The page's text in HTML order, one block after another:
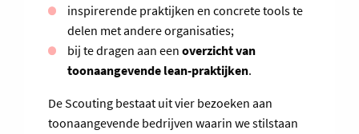
inspirerende praktijken en concrete tools te
delen met andere organisaties;
bij te dragen aan een overzicht van
toonaangevende lean-praktijken.
De Scouting bestaat uit vier bezoeken aan
toonaangevende bedrijven waarin we stilstaan